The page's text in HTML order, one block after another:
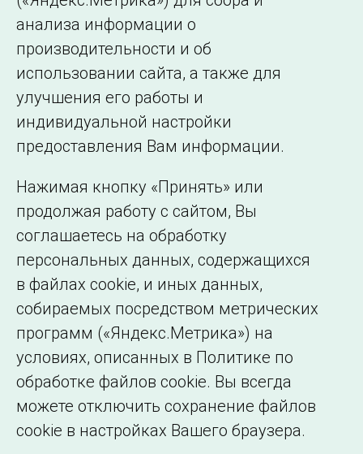
Страница 3 из 17.
Назад 1 2 3 4 … 17 Далее
©2005–2026 АО «СО ЕЭС»
Филиалы и
представительства
образовательной
организации
анализа информации о
производительности и об
использовании сайта, а также для
улучшения его работы и
индивидуальной настройки
предоставления Вам информации.
Нажимая кнопку «Принять» или
продолжая работу с сайтом, Вы
соглашаетесь на обработку
персональных данных, содержащихся
в файлах cookie, и иных данных,
собираемых посредством метрических
программ («Яндекс.Метрика») на
условиях, описанных в Политике по
обработке файлов cookie. Вы всегда
можете отключить сохранение файлов
cookie в настройках Вашего браузера.